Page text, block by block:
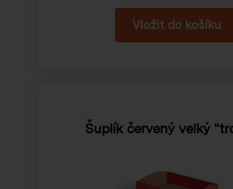
Šuplík červený velký